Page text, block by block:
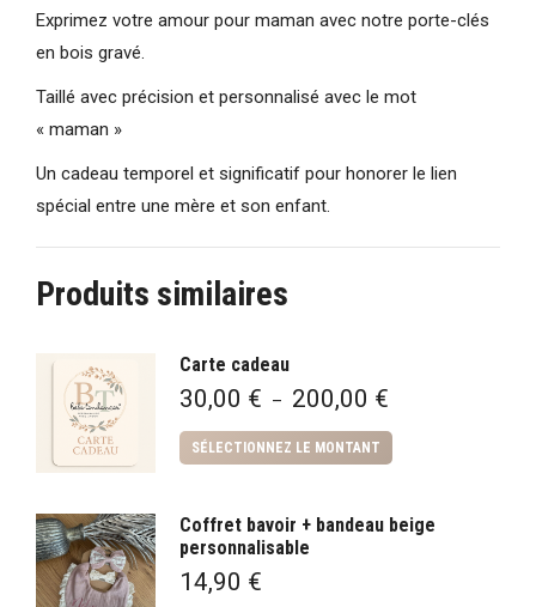
Exprimez votre amour pour maman avec notre porte-clés
en bois gravé.
Taillé avec précision et personnalisé avec le mot
« maman »
Un cadeau temporel et significatif pour honorer le lien
spécial entre une mère et son enfant.
Produits similaires
Carte cadeau
30,00 € – 200,00 €
prix :
30,00 €
SÉLECTIONNEZ LE MONTANT
Coffret bavoir + bandeau beige
personnalisable
14,90 €